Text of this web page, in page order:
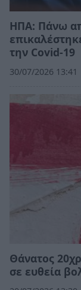
ΗΠΑ: Πάνω
την Covid-19
30/07/2026 13:41
Θάνατος
σε ευθεία